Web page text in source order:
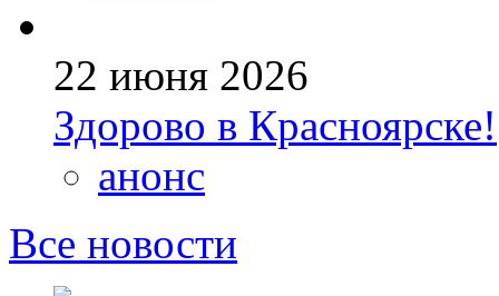
22 июня 2026
Здорово в Красноярске!
анонс
Все новости